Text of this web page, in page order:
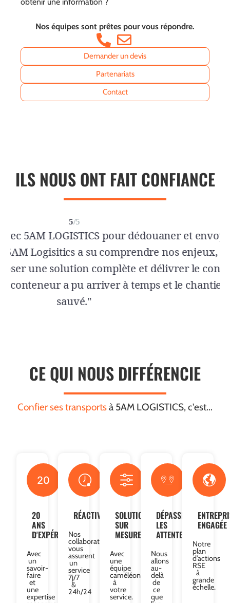
Nos équipes sont prêtes pour vous répondre.
Demander un devis
Partenariats
Contact
ILS NOUS ONT FAIT CONFIANCE
CE QUI NOUS DIFFÉRENCIE
Confier ses transportsà 5AM LOGISTICS, c'est...
20
20
ANS
D'EXPÉRIENCE
Avec
un
savoir-
faire
et
une
expertise
RÉACTIVITÉ
Nos
collaborateurs
vous
assurent
un
service
7j/7
&
24h/24
SOLUTIONS
SUR
MESURE
Avec
une
équipe
caméléon
à
votre
service.
DÉPASSER
LES
ATTENTES
Nous
allons
au-
delà
de
ce
que
ENGAGÉE
Notre
plan
d’actions
RSE
à
grande
échelle.